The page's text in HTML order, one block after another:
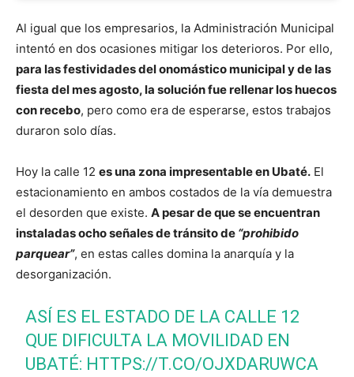
Al igual que los empresarios, la Administración Municipal
intentó en dos ocasiones mitigar los deterioros. Por ello,
para las festividades del onomástico municipal y de las
fiesta del mes agosto, la solución fue rellenar los huecos
con recebo, pero como era de esperarse, estos trabajos
duraron solo días.
Hoy la calle 12 es una zona impresentable en Ubaté. El
estacionamiento en ambos costados de la vía demuestra
el desorden que existe. A pesar de que se encuentran
instaladas ocho señales de tránsito de “prohibido
parquear”, en estas calles domina la anarquía y la
desorganización.
ASÍ ES EL ESTADO DE LA CALLE 12
QUE DIFICULTA LA MOVILIDAD EN
UBATÉ: HTTPS://T.CO/OJXDARUWCA